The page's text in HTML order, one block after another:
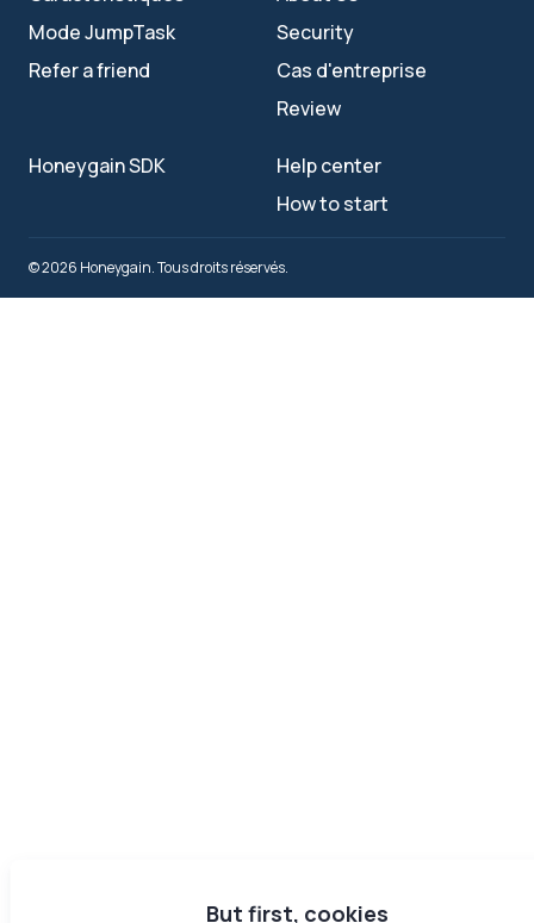
Mode JumpTask
Refer a friend
Security
Cas d'entreprise
Review
Honeygain SDK
Help center
How to start
© 2026 Honeygain. Tous droits réservés.
But first, cookies